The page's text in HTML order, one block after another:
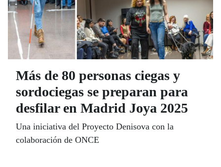
Más de 80 personas ciegas y
sordociegas se preparan para
desfilar en Madrid Joya 2025
Una iniciativa del Proyecto Denisova con la
colaboración de ONCE